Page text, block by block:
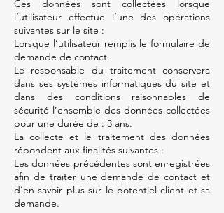
Ces données sont collectées lorsque
l’utilisateur effectue l’une des opérations
suivantes sur le site :
Lorsque l’utilisateur remplis le formulaire de
demande de contact.
Le responsable du traitement conservera
dans ses systèmes informatiques du site et
dans des conditions raisonnables de
sécurité l’ensemble des données collectées
pour une durée de : 3 ans.
La collecte et le traitement des données
répondent aux finalités suivantes :
Les données précédentes sont enregistrées
afin de traiter une demande de contact et
d’en savoir plus sur le potentiel client et sa
demande.